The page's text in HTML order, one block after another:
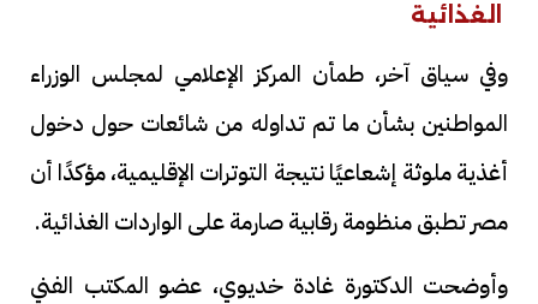
الغذائية
وفي سياق آخر، طمأن المركز الإعلامي لمجلس الوزراء
المواطنين بشأن ما تم تداوله من شائعات حول دخول
أغذية ملوثة إشعاعيًا نتيجة التوترات الإقليمية، مؤكدًا أن
مصر تطبق منظومة رقابية صارمة على الواردات الغذائية.
وأوضحت الدكتورة غادة خديوي، عضو المكتب الفني